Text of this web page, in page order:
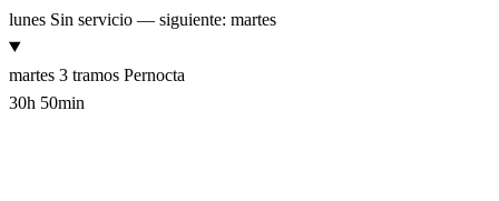
lunes Sin servicio — siguiente: martes
martes 3 tramos Pernocta
30h 50min